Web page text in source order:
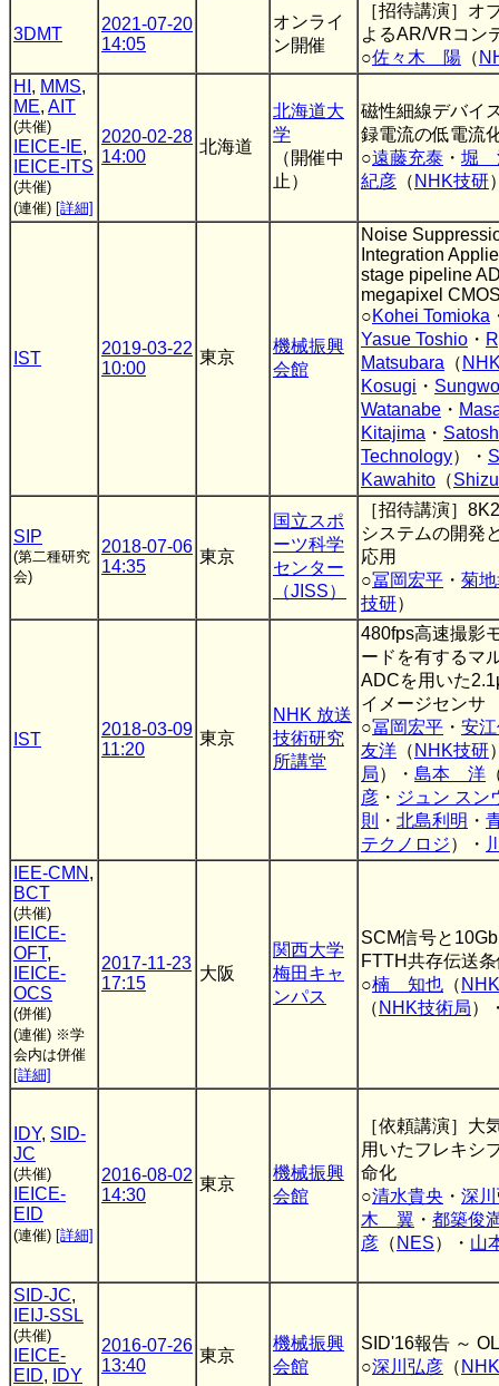
3DMT
2021-07-20
14:05
オンライ
ン開催
［招待講演］オ
よるAR/VRコン
○佐々木 陽 （
HI , MMS,
ME, AIT
(共催)
IEICE-IE,
IEICE-ITS
(共催)
(連催) [詳細]
2020-02-28
14:00
北海道
北海道大
学
（開催中
止）
磁性細線デバイ
録電流の低電流
○遠藤充泰 ・ 堀
紀彦 （ NHK技研
IST
2019-03-22
10:00
東京
機械振興
会館
Noise
Integration
stage pipeline
megapixel
○Kohei Tomioka
Yasue Toshio ・
Matsubara （
Kosugi ・
Watanabe ・
Kitajima ・
Technology）・
Kawahito （
SIP
(第二種研究
会)
2018-07-06
14:35
東京
国立スポ
ーツ科学
センター
（JISS）
［招待講演］
システムの開発
応用
○冨岡宏平 ・ 菊
技研）
IST
2018-03-09
11:20
東京
NHK 放送
技術研究
所講堂
480fps高速撮影
ードを有するマ
ADCを用いた
イメージセンサ
○冨岡宏平 ・ 安
友洋 （ NHK技研
局）・ 島本 洋
彦 ・ ジュン スン
則
・ 北島利明 ・
テクノロジ）・
IEE-CMN ,
BCT
(共催)
IEICE-
OFT,
IEICE-
OCS
(併催)
(連催) ※学
会内は併催
[詳細]
2017-11-23
17:15
大阪
関西大学
梅田キャ
ンパス
SCM信号と
FTTH共存伝送
○楠 知也 （
（ NHK技術局）
IDY, SID-
JC
(共催)
IEICE-
EID
(連催) [詳細]
2016-08-02
14:30
東京
機械振興
会館
［依頼講演］大
用いたフレキシ
命化
○清水貴央 ・ 深
木 翼 ・ 都築俊
彦 （ NES）・ 山
SID-JC,
IEIJ-SSL
(共催)
IEICE-
EID, IDY
2016-07-26
13:40
東京
機械振興
会館
SID'16報告 ～
○深川弘彦 （